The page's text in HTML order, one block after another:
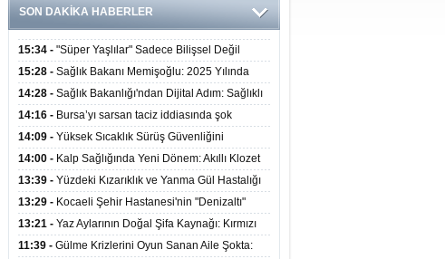
SON DAKİKA HABERLER
15:34 - "Süper Yaşlılar" Sadece Bilişsel Değil
Fiziksel Olarak da Daha Sağlıklı Yaşıyor
15:28 - Sağlık Bakanı Memişoğlu: 2025 Yılında
300 Bini Aşkın Kişiye Emzirme Eğitimi Verildi
14:28 - Sağlık Bakanlığı'ndan Dijital Adım: Sağlıklı
Hayat Merkezlerinde Uzaktan Sağlık Hizmeti
Başladı
14:16 - Bursa’yı sarsan taciz iddiasında şok
gelişme!
14:09 - Yüksek Sıcaklık Sürüş Güvenliğini
Düşürüyor: 40 Derecede Güvenli Sürüş Süresi 53
Dakikaya İniyor
14:00 - Kalp Sağlığında Yeni Dönem: Akıllı Klozet
Kapağı 30 Saniyede Ritim Bozukluğunu Tespit
Ediyor
13:39 - Yüzdeki Kızarıklık ve Yanma Gül Hastalığı
(Rozasea) Belirtisi Olabilir
13:29 - Kocaeli Şehir Hastanesi'nin "Denizaltı"
Görünümlü Ünitesi Hastalara Umut Oluyor
13:21 - Yaz Aylarının Doğal Şifa Kaynağı: Kırmızı
Meyveler Bağışıklığı ve Kalbi Koruyor
11:39 - Gülme Krizlerini Oyun Sanan Aile Şokta: